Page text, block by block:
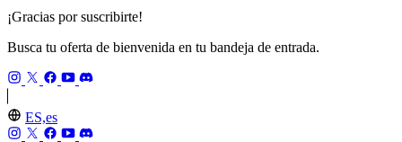
¡Gracias por suscribirte!
Busca tu oferta de bienvenida en tu bandeja de entrada.
ES,es